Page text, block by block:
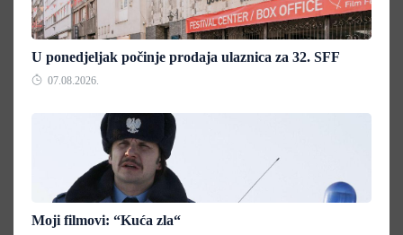
U ponedjeljak počinje prodaja ulaznica za 32. SFF
07.08.2026.
Moji filmovi: “Kuća zla“